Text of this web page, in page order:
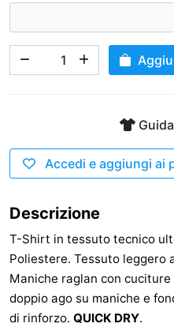
Accedi e aggiungi ai
Descrizione
T-Shirt in tessuto tecnico
Poliestere. Tessuto leggero
Maniche raglan con
doppio ago su maniche e
di rinforzo. QUICK DRY.